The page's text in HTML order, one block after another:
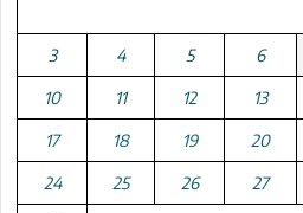
3 4 5 6
10 11 12 13
17 18 19 20
24 25 26 27